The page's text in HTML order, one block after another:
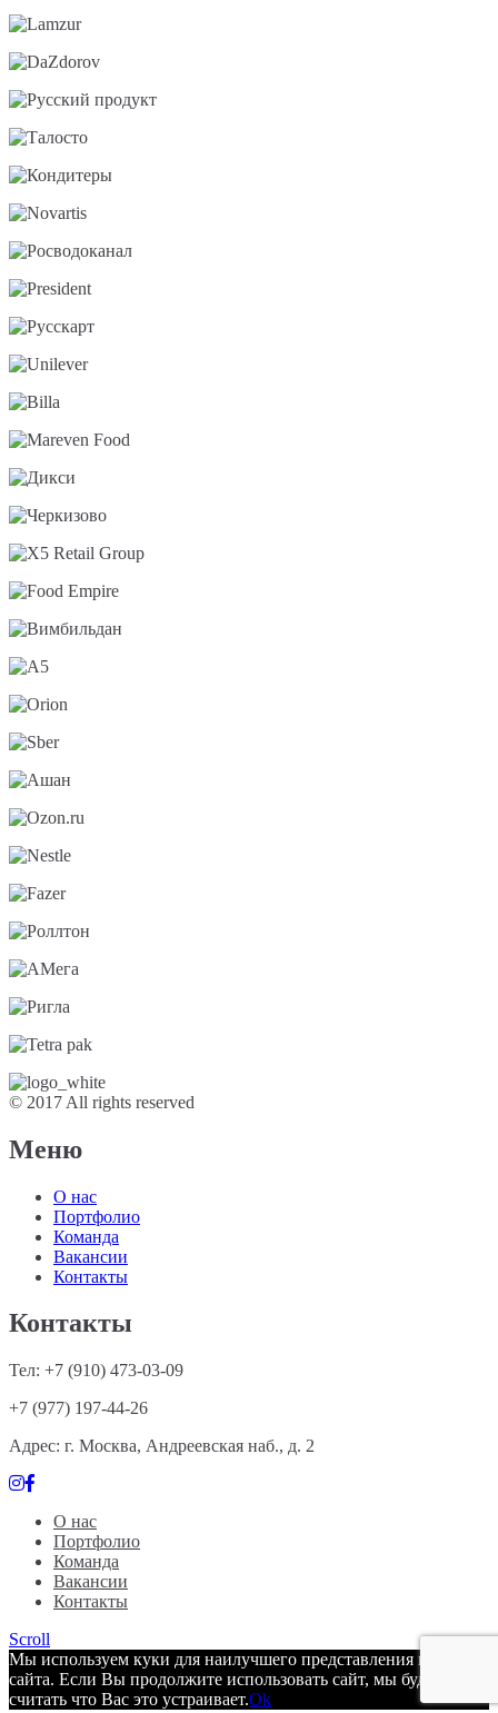
© 2017 All rights reserved
Меню
О нас
Портфолио
Команда
Вакансии
Контакты
Контакты
Тел: +7 (910) 473-03-09
+7 (977) 197-44-26
Адрес: г. Москва, Андреевская наб., д. 2
О нас
Портфолио
Команда
Вакансии
Контакты
Scroll
Мы используем куки для наилучшего представления нашего
сайта. Если Вы продолжите использовать сайт, мы будем
считать что Вас это устраивает.Ok